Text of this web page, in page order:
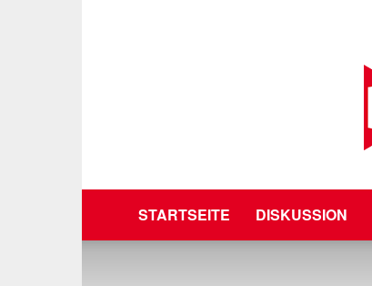
STARTSEITE DISKUSSION